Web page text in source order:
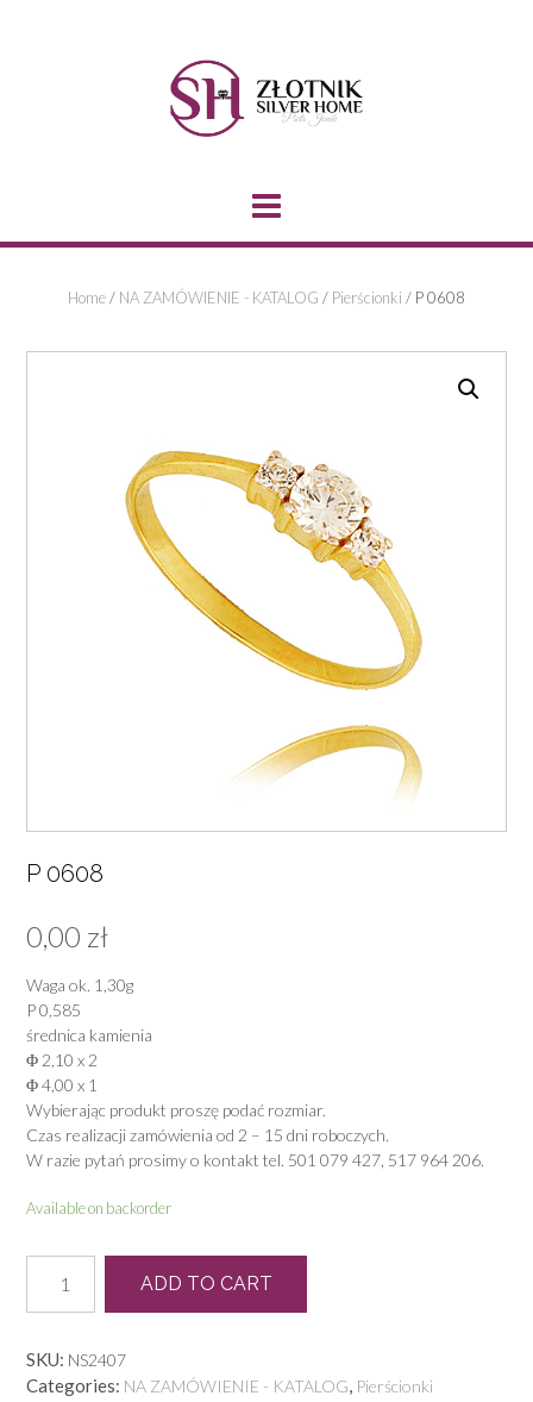
Home/ NA ZAMÓWIENIE - KATALOG / Pierścionki / P 0608
P 0608
0,00 zł
Waga ok. 1,30g
P 0,585
średnica kamienia
Φ 2,10 x 2
Φ 4,00 x 1
Wybierając produkt proszę podać rozmiar.
Czas realizacji zamówienia od 2 – 15 dni roboczych.
W razie pytań prosimy o kontakt tel. 501 079 427, 517 964 206.
Available on backorder
0608
quantity
ADD TO CART
SKU: NS2407
Categories: NA ZAMÓWIENIE - KATALOG, Pierścionki